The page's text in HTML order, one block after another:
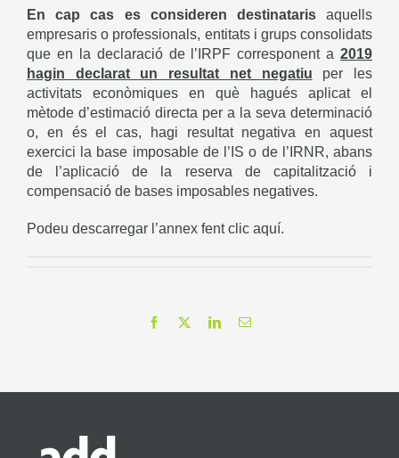
En cap cas es consideren destinatarisaquells
empresaris o professionals, entitats i grups consolidats
que en la declaració de l’IRPF corresponent a 2019
hagin declarat un resultat net negatiu per les
activitats econòmiques en què hagués aplicat el
mètode d’estimació directa per a la seva determinació
o, en és el cas, hagi resultat negativa en aquest
exercici la base imposable de l’IS o de l’IRNR, abans
de l’aplicació de la reserva de capitalització i
compensació de bases imposables negatives.
Podeu descarregar l’annex fentclic aquí.
Facebook LinkedInEmail